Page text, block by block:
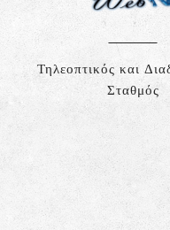
Τηλεοπτικός και
Σταθμός